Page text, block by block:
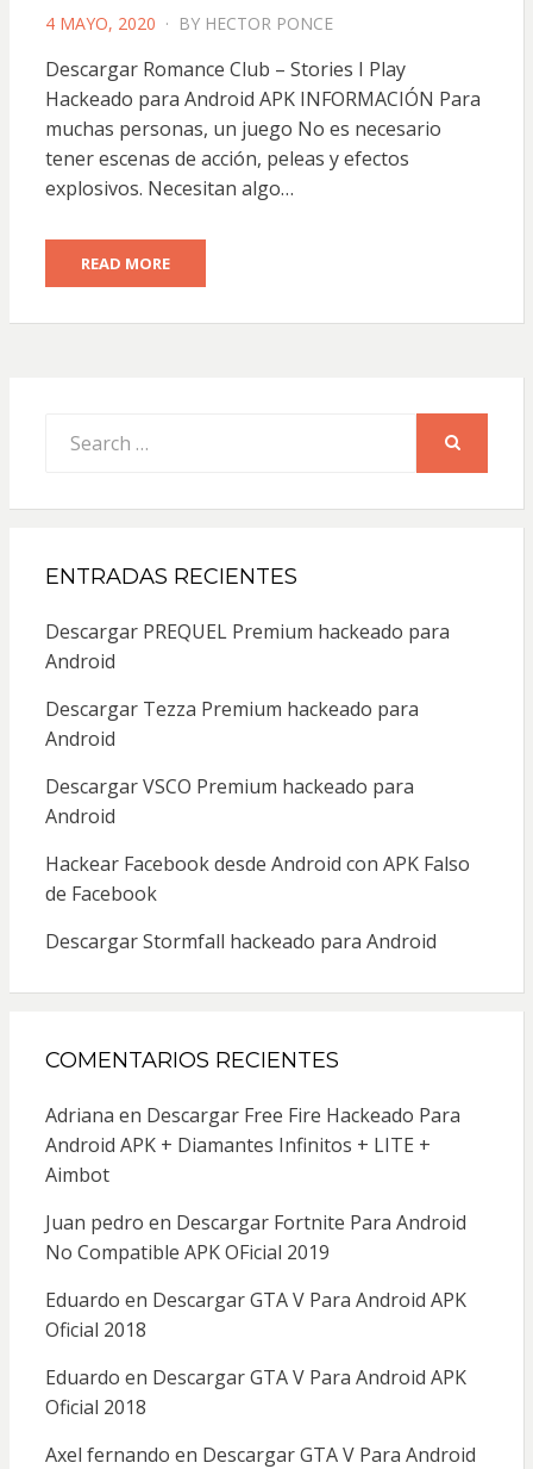
POSTED
4 MAYO, 2020 BY HECTOR PONCE
Descargar Romance Club – Stories I Play
Hackeado para Android APK INFORMACIÓN Para
muchas personas, un juego No es necesario
tener escenas de acción, peleas y efectos
explosivos. Necesitan algo…
READ MORE
for:
ENTRADAS RECIENTES
Descargar PREQUEL Premium hackeado para
Android
Descargar Tezza Premium hackeado para
Android
Descargar VSCO Premium hackeado para
Android
Hackear Facebook desde Android con APK Falso
de Facebook
Descargar Stormfall hackeado para Android
COMENTARIOS RECIENTES
Adriana en Descargar Free Fire Hackeado Para
Android APK + Diamantes Infinitos + LITE +
Aimbot
Juan pedro en Descargar Fortnite Para Android
No Compatible APK OFicial 2019
Eduardo en Descargar GTA V Para Android APK
Oficial 2018
Eduardo en Descargar GTA V Para Android APK
Oficial 2018
Axel fernando en Descargar GTA V Para Android